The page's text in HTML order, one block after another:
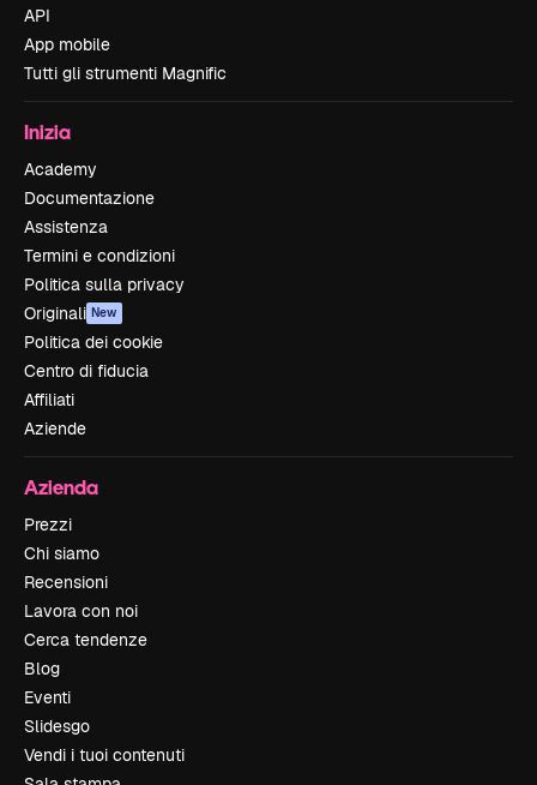
API
App mobile
Tutti gli strumenti Magnific
Inizia
Academy
Documentazione
Assistenza
Termini e condizioni
Politica sulla privacy
Originali New
Politica dei cookie
Centro di fiducia
Affiliati
Aziende
Azienda
Prezzi
Chi siamo
Recensioni
Lavora con noi
Cerca tendenze
Blog
Eventi
Slidesgo
Vendi i tuoi contenuti